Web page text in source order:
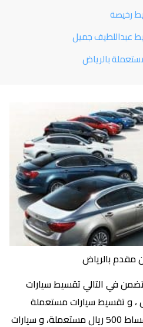
رخيصة
عبداللطيف جميل
بالرياض
مقدم بالرياض
في التالي تقسيط سيارات
، و تقسيط سيارات مستعملة
بدون مقدم حراج، و سيارات اقساط 500 ريال مستعملة، و سيارات